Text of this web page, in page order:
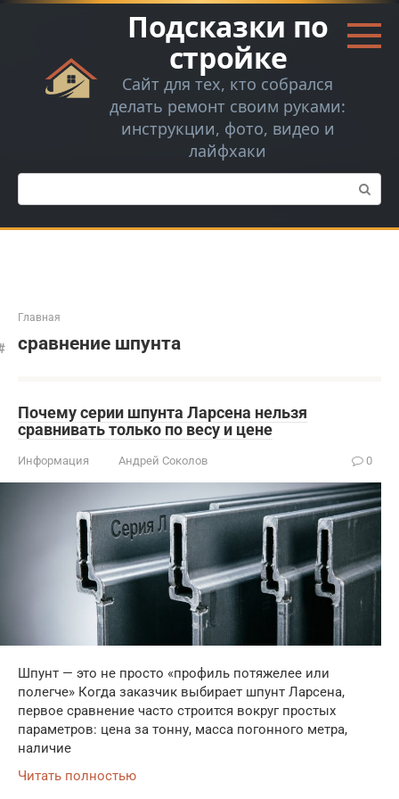
Перейти
Подсказки по
стройке
Сайт для тех, кто собрался
делать ремонт своим руками:
инструкции, фото, видео и
лайфхаки
Поиск:
Главная
сравнение шпунта
Почему серии шпунта Ларсена нельзя
сравнивать только по весу и цене
Информация Андрей Соколов 0
Шпунт — это не просто «профиль потяжелее или
полегче» Когда заказчик выбирает шпунт Ларсена,
первое сравнение часто строится вокруг простых
параметров: цена за тонну, масса погонного метра,
наличие
Читать полностью